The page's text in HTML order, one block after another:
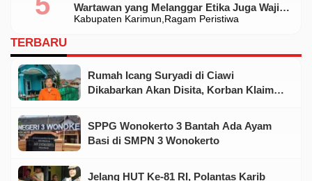
Kabupaten Karimun Ragam Peristiwa
Wartawan yang Melanggar Etika Juga Wajib
Dikoreksi
TERBARU
Rumah Icang Suryadi di Ciawi
Dikabarkan Akan Disita, Korban Klaim
SPPG Wonokerto 3 Bantah Ada Ayam
Basi di SMPN 3 Wonokerto
Jelang HUT Ke-81 RI, Polantas Karib